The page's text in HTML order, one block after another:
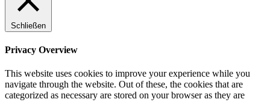
Schließen
Privacy Overview
This website uses cookies to improve your experience while you
navigate through the website. Out of these, the cookies that are
categorized as necessary are stored on your browser as they are